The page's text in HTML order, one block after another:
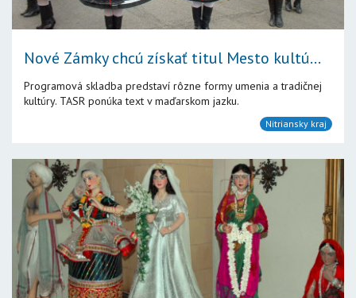
Nové Zámky chcú získať titul Mesto kultú...
Programová skladba predstaví rôzne formy umenia a tradičnej
kultúry. TASR ponúka text v maďarskom jazku.
Nitriansky kraj